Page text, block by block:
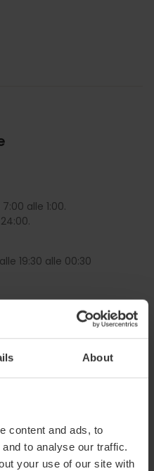
About
content and ads, to
to analyse our traffic.
your use of our site with
alle 1:00.
19:30 alle 00:30